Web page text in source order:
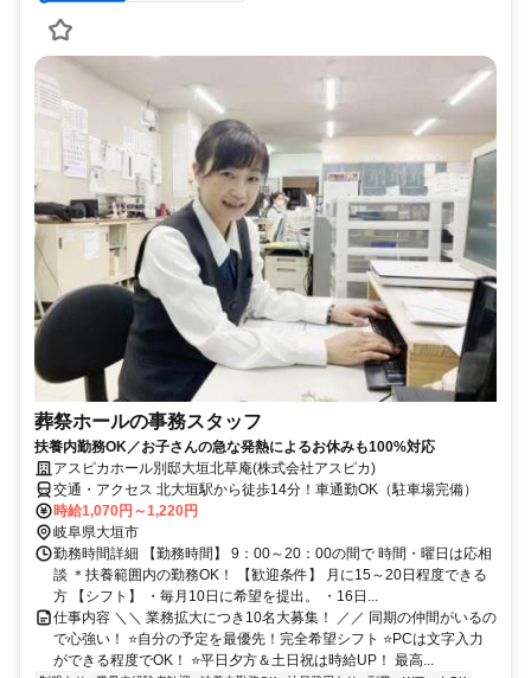
葬祭ホールの事務スタッフ
扶養内勤務OK／お子さんの急な発熱によるお休みも100%対応
アスピカホール別邸大垣北草庵(株式会社アスピカ)
交通・アクセス 北大垣駅から徒歩14分！車通勤OK（駐車場完備）
時給1,070円～1,220円
岐阜県大垣市
勤務時間詳細 【勤務時間】 9：00～20：00の間で 時間・曜日は応相
談 ＊扶養範囲内の勤務OK！ 【歓迎条件】 月に15～20日程度できる
方 【シフト】 ・毎月10日に希望を提出。 ・16日...
仕事内容 ＼＼ 業務拡大につき10名大募集！ ／／ 同期の仲間がいるの
で心強い！ ⭐自分の予定を最優先！完全希望シフト ⭐PCは文字入力
ができる程度でOK！ ⭐平日夕方＆土日祝は時給UP！ 最高...